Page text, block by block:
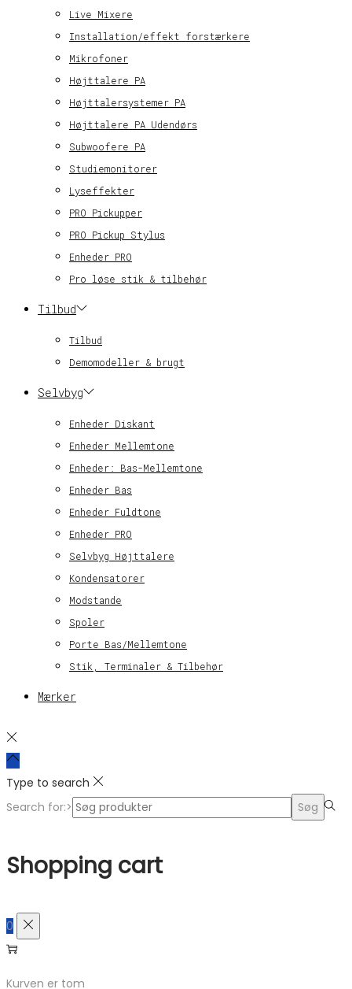
Live Mixere
Installation/effekt forstærkere
Mikrofoner
Højttalere PA
Højttalersystemer PA
Højttalere PA Udendørs
Subwoofere PA
Studiemonitorer
Lyseffekter
PRO Pickupper
PRO Pickup Stylus
Enheder PRO
Pro løse stik & tilbehør
Tilbud
Tilbud
Demomodeller & brugt
Selvbyg
Enheder Diskant
Enheder Mellemtone
Enheder: Bas-Mellemtone
Enheder Bas
Enheder Fuldtone
Enheder PRO
Selvbyg Højttalere
Kondensatorer
Modstande
Spoler
Porte Bas/Mellemtone
Stik, Terminaler & Tilbehør
Mærker
Type to search
Search for:>
Søg
Shopping cart
0
Kurven er tom